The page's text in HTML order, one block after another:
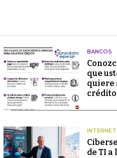
BANCOS
que
quiere
crédito
de TI a